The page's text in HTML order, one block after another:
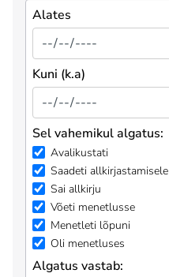
Alates
Kuni (k.a)
Sel vahemikul algatus:
Avalikustati
Saadeti allkirjastamisele
Sai allkirju
Võeti menetlusse
Menetleti lõpuni
Oli menetluses
Algatus vastab: